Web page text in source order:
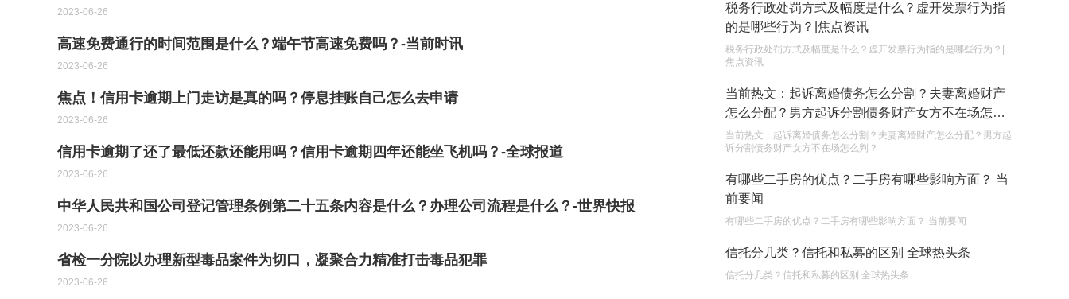
2023-06-26
高速免费通行的时间范围是什么？端午节高速免费吗？-当前时讯
2023-06-26
焦点！信用卡逾期上门走访是真的吗？停息挂账自己怎么去申请
2023-06-26
信用卡逾期了还了最低还款还能用吗？信用卡逾期四年还能坐飞机吗？-全球报道
2023-06-26
中华人民共和国公司登记管理条例第二十五条内容是什么？办理公司流程是什么？-世界快报
2023-06-26
省检一分院以办理新型毒品案件为切口，凝聚合力精准打击毒品犯罪
2023-06-26
税务行政处罚方式及幅度是什么？虚开发票行为指
的是哪些行为？|焦点资讯
税务行政处罚方式及幅度是什么？虚开发票行为指的是哪些行为？|
焦点资讯
当前热文：起诉离婚债务怎么分割？夫妻离婚财产
怎么分配？男方起诉分割债务财产女方不在场怎么
判？
当前热文：起诉离婚债务怎么分割？夫妻离婚财产怎么分配？男方起
诉分割债务财产女方不在场怎么判？
有哪些二手房的优点？二手房有哪些影响方面？ 当
前要闻
有哪些二手房的优点？二手房有哪些影响方面？ 当前要闻
信托分几类？信托和私募的区别 全球热头条
信托分几类？信托和私募的区别 全球热头条